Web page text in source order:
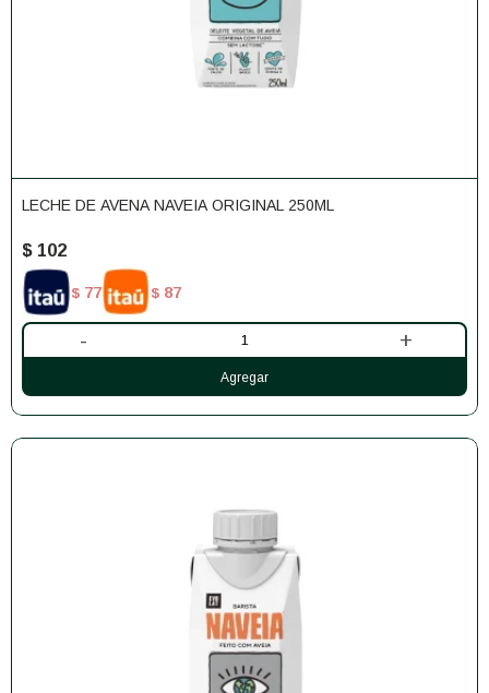
LECHE DE AVENA NAVEIA ORIGINAL 250ML
$ 102
$ 77 $ 87
- +